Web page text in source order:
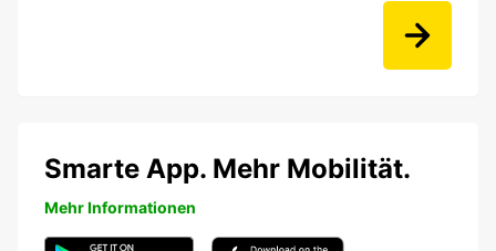
Smarte App. Mehr Mobilität.
Mehr Informationen